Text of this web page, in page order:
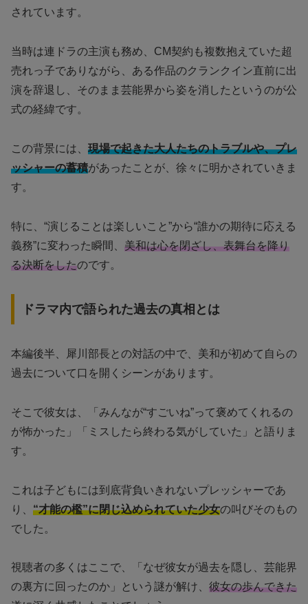
されています。
当時は連ドラの主演も務め、CM契約も複数抱えていた超
売れっ子でありながら、ある作品のクランクイン直前に出
演を辞退し、そのまま芸能界から姿を消したというのが公
式の経緯です。
この背景には、 現場で起きた大人たちのトラブルや、プレ
ッシャーの蓄積があったことが、徐々に明かされていきま
す。
特に、“演じることは楽しいこと”から“誰かの期待に応える
義務”に変わった瞬間、 美和は心を閉ざし、表舞台を降り
る決断をしたのです。
ドラマ内で語られた過去の真相とは
本編後半、犀川部長との対話の中で、美和が初めて自らの
過去について口を開くシーンがあります。
そこで彼女は、「みんなが“すごいね”って褒めてくれるの
が怖かった」「ミスしたら終わる気がしていた」と語りま
す。
これは子どもには到底背負いきれないプレッシャーであ
り、 “才能の檻”に閉じ込められていた少女の叫びそのもの
でした。
視聴者の多くはここで、「なぜ彼女が過去を隠し、芸能界
の裏方に回ったのか」という謎が解け、 彼女の歩んできた